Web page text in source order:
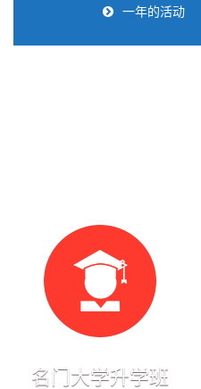
一年的活动
名门大学升学班